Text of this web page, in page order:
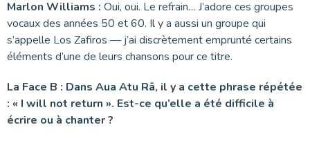
Marlon Williams : Oui, oui. Le refrain… J’adore ces groupes
vocaux des années 50 et 60. Il y a aussi un groupe qui
s’appelle Los Zafiros — j’ai discrètement emprunté certains
éléments d’une de leurs chansons pour ce titre.
La Face B : Dans Aua Atu Rā, il y a cette phrase répétée
: « I will not return ». Est-ce qu’elle a été difficile à
écrire ou à chanter ?